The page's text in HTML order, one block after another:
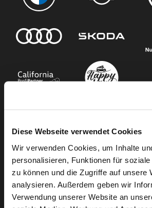
Diese Webseite verwendet Cookies
Wir verwenden Cookies, um Inhalte
personalisieren, Funktionen für
zu können und die Zugriffe auf unsere
analysieren. Außerdem geben wir
Verwendung unserer Website an
Unser Angebot
Newsletter Anmeldung
Neuwagen
Gebrauchtwagen
Audi Gebrauchtwagen :plus